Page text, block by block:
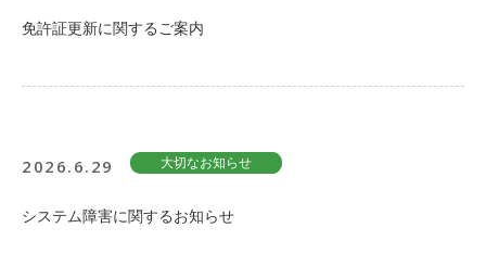
免許証更新に関するご案内
2026.6.29 大切なお知らせ
システム障害に関するお知らせ